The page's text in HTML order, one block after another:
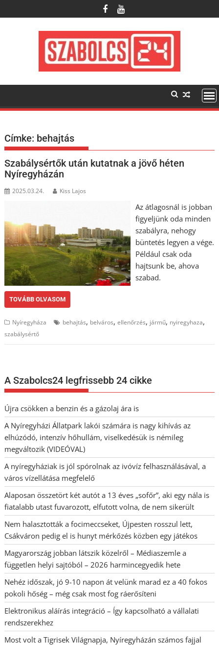
to
Címke: behajtás
Szabálysértők után kutatnak a jövő héten
Nyíregyházán
2025.03.24. Kiss Lajos
Az átlagosnál is jobban
figyeljünk oda minden
szabályra, nehogy
büntetés legyen a vége.
Például csak oda
hajtsunk be, ahova
szabad.
TOVÁBB OLVASOM
Nyíregyháza behajtás, belváros,ellenőrzés, jármű, nyiregyhaza,
szabálysértő
A Szabolcs24 legfrissebb 24 cikke
Újra csökken a benzin és a gázolaj ára is
A Nyíregyházi Állatpark lakói számára is nagy kihívás az
elhúzódó, intenzív hőhullám, viselkedésük is némileg
megváltozik (VIDEÓVAL)
A nyíregyháziak is jól spórolnak az ivóvíz felhasználásával, a
város vízellátása megfelelő
Alaposan összetört két autót a 13 éves „sofőr”, aki egy nála is
fiatalabb utast fuvarozott, elfutott volna, de nem sikerült
Nem halasztották a focimeccseket, Újpesten rosszul lett,
Csákváron pedig el is hunyt mérkőzés közben egy játékos
Magyarország jobban látszik közelről – Médiaszemle a
független helyi sajtóból – 2026 harmincegyedik hete
Nehéz időszak, jó 9-10 napon át velünk marad ez a 40 fokos
pokoli hőség – még csak most fog ráerősíteni
Elektronikus aláírás integráció – Így kapcsolható a vállalati
rendszerekhez
Most volt a Tigrisek Világnapja, Nyíregyházán számos fajjal